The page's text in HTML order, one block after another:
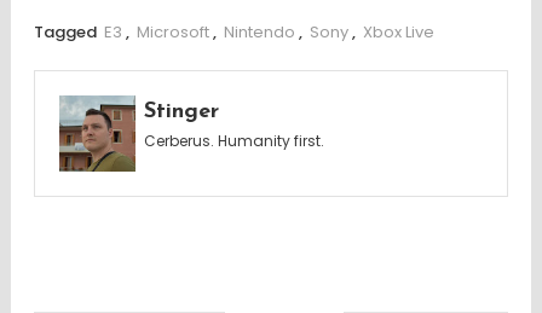
Tagged E3 , Microsoft, Nintendo , Sony, Xbox Live
Stinger
Cerberus. Humanity first.